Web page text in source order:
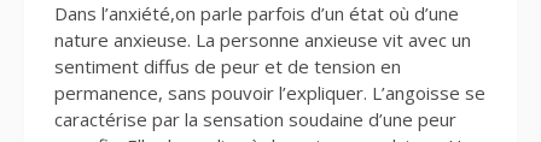
Dans l’anxiété,on parle parfois d’un état où d’une
nature anxieuse. La personne anxieuse vit avec un
sentiment diffus de peur et de tension en
permanence, sans pouvoir l’expliquer. L’angoisse se
caractérise par la sensation soudaine d’une peur